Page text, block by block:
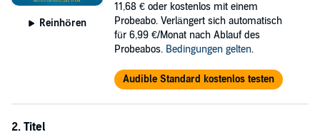
Reinhören
11,68 € oder kostenlos mit einem
Probeabo. Verlängert sich automatisch
für 6,99 €/Monat nach Ablauf des
Probeabos. Bedingungen gelten.
Audible Standard kostenlos testen
2. Titel